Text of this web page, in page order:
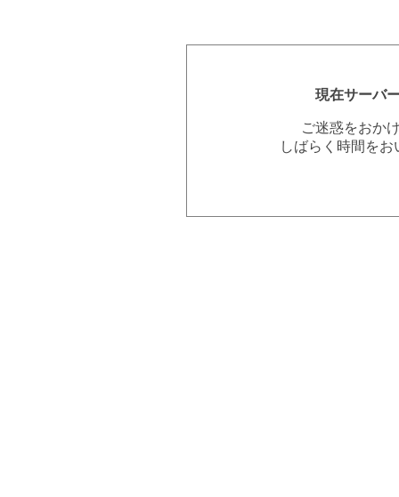
現在サーバ
ご迷惑をおか
しばらく時間を